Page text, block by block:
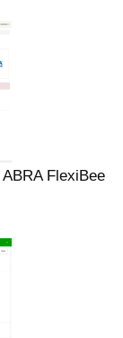
FlexiBee